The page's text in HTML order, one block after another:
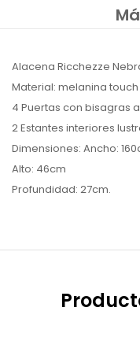
Alacena Ricchezze
Material: melanina touch
4 Puertas con bisagras
2 Estantes interiores
Dimensiones: Ancho:
Alto: 46cm
Profundidad: 27cm.